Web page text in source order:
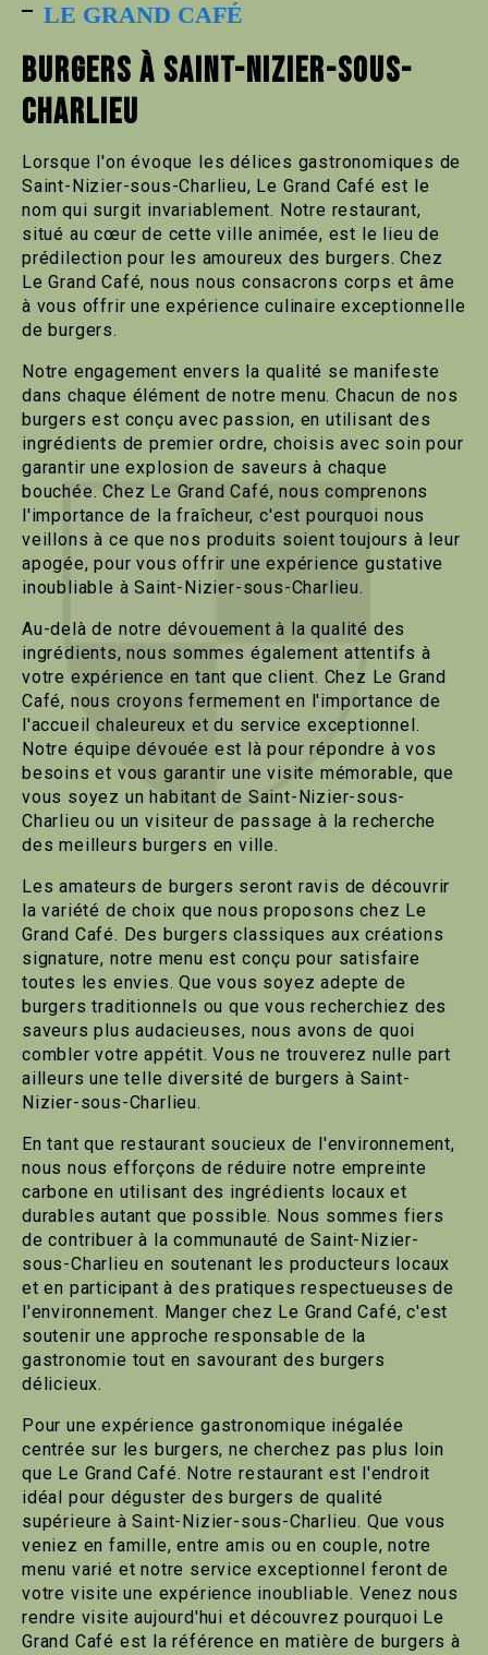
LE GRAND CAFÉ
BURGERS À SAINT-NIZIER-SOUS-
CHARLIEU
Lorsque l'on évoque les délices gastronomiques de
Saint-Nizier-sous-Charlieu, Le Grand Café est le
nom qui surgit invariablement. Notre restaurant,
situé au cœur de cette ville animée, est le lieu de
prédilection pour les amoureux des burgers. Chez
Le Grand Café, nous nous consacrons corps et âme
à vous offrir une expérience culinaire exceptionnelle
de burgers.
Notre engagement envers la qualité se manifeste
dans chaque élément de notre menu. Chacun de nos
burgers est conçu avec passion, en utilisant des
ingrédients de premier ordre, choisis avec soin pour
garantir une explosion de saveurs à chaque
bouchée. Chez Le Grand Café, nous comprenons
l'importance de la fraîcheur, c'est pourquoi nous
veillons à ce que nos produits soient toujours à leur
apogée, pour vous offrir une expérience gustative
inoubliable à Saint-Nizier-sous-Charlieu.
Au-delà de notre dévouement à la qualité des
ingrédients, nous sommes également attentifs à
votre expérience en tant que client. Chez Le Grand
Café, nous croyons fermement en l'importance de
l'accueil chaleureux et du service exceptionnel.
Notre équipe dévouée est là pour répondre à vos
besoins et vous garantir une visite mémorable, que
vous soyez un habitant de Saint-Nizier-sous-
Charlieu ou un visiteur de passage à la recherche
des meilleurs burgers en ville.
Les amateurs de burgers seront ravis de découvrir
la variété de choix que nous proposons chez Le
Grand Café. Des burgers classiques aux créations
signature, notre menu est conçu pour satisfaire
toutes les envies. Que vous soyez adepte de
burgers traditionnels ou que vous recherchiez des
saveurs plus audacieuses, nous avons de quoi
combler votre appétit. Vous ne trouverez nulle part
ailleurs une telle diversité de burgers à Saint-
Nizier-sous-Charlieu.
En tant que restaurant soucieux de l'environnement,
nous nous efforçons de réduire notre empreinte
carbone en utilisant des ingrédients locaux et
durables autant que possible. Nous sommes fiers
de contribuer à la communauté de Saint-Nizier-
sous-Charlieu en soutenant les producteurs locaux
et en participant à des pratiques respectueuses de
l'environnement. Manger chez Le Grand Café, c'est
soutenir une approche responsable de la
gastronomie tout en savourant des burgers
délicieux.
Pour une expérience gastronomique inégalée
centrée sur les burgers, ne cherchez pas plus loin
que Le Grand Café. Notre restaurant est l'endroit
idéal pour déguster des burgers de qualité
supérieure à Saint-Nizier-sous-Charlieu. Que vous
veniez en famille, entre amis ou en couple, notre
menu varié et notre service exceptionnel feront de
votre visite une expérience inoubliable. Venez nous
rendre visite aujourd'hui et découvrez pourquoi Le
Grand Café est la référence en matière de burgers à